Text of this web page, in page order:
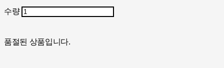
수량
품절된 상품입니다.